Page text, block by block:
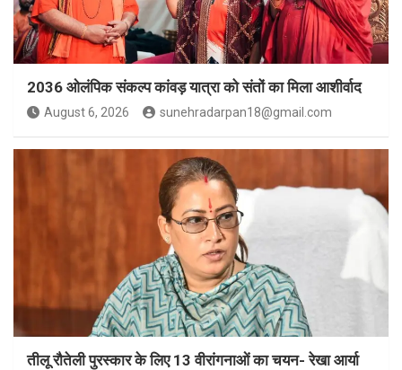
2036 ओलंपिक संकल्प कांवड़ यात्रा को संतों का मिला आशीर्वाद
August 6, 2026 sunehradarpan18@gmail.com
तीलू रौतेली पुरस्कार के लिए 13 वीरांगनाओं का चयन- रेखा आर्या